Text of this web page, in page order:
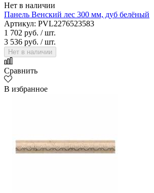
Нет в наличии
Панель Венский лес 300 мм, дуб белёный
Артикул: PVL2276523583
1 702 руб. / шт.
3 536 руб. / шт.
Нет в наличии
Сравнить
В избранное